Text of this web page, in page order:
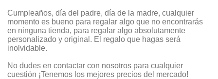
Cumpleaños, día del padre, día de la madre, cualquier
momento es bueno para regalar algo que no encontrarás
en ninguna tienda, para regalar algo absolutamente
personalizado y original. El regalo que hagas será
inolvidable.
No dudes en contactar con nosotros para cualquier
cuestión ¡Tenemos los mejores precios del mercado!